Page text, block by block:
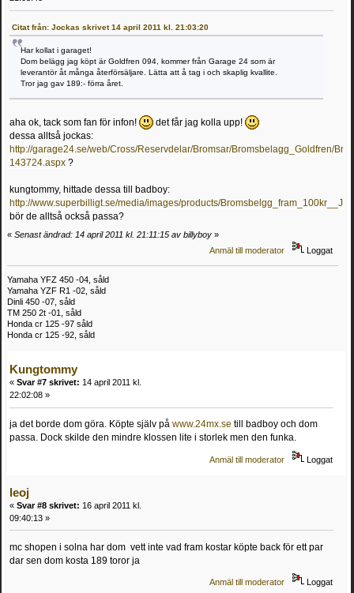
Citat från: Jockas skrivet 14 april 2011 kl. 21:03:20
Har kollat i garaget!
Dom belägg jag köpt är Goldfren 094, kommer från Garage 24 som är
leverantör åt många återförsäljare. Lätta att å tag i och skaplig kvallite.
Tror jag gav 189:- förra året.
aha ok, tack som fan för infon!
det får jag kolla upp!
dessa alltså jockas:
http://garage24.se/web/Cross/Reservdelar/Bromsar/Bromsbelagg_Goldfren/
143724.aspx ?
kungtommy, hittade dessa till badboy:
http://www.superbilligt.se/media/images/products/
bör de alltså också passa?
« Senast ändrad: 14 april 2011 kl. 21:11:15 av billyboy »
Anmäl till moderator
Loggat
Yamaha YFZ 450 -04, såld
Yamaha YZF R1 -02, såld
Dinli 450 -07, såld
TM 250 2t -01, såld
Honda cr 125 -97 såld
Honda cr 125 -92, såld
Kungtommy
« Svar #7 skrivet: 14 april 2011 kl.
22:02:08 »
ja det borde dom göra. Köpte själv på www.24mx.se till badboy och dom
passa. Dock skilde den mindre klossen lite i storlek men den funka.
Anmäl till moderator Loggat
leoj
« Svar #8 skrivet: 16 april 2011 kl.
09:40:13 »
mc shopen i solna har dom vett inte vad fram kostar köpte back för ett par
dar sen dom kosta 189 toror ja
Anmäl till moderator Loggat